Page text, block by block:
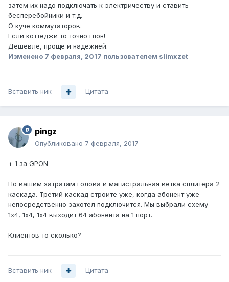
затем их надо подключать к электричеству и ставить
бесперебойники и т.д.
О куче коммутаторов.
Если коттеджи то точно гпон!
Дешевле, проще и надёжней.
Изменено 7 февраля, 2017 пользователем slimxzet
Вставить ник Цитата
pingz
Опубликовано 7 февраля, 2017
+ 1 за GPON
По вашим затратам голова и магистральная ветка сплитера 2
каскада. Третий каскад строите уже, когда абонент уже
непосредственно захотел подключится. Мы выбрали схему
1х4, 1х4, 1х4 выходит 64 абонента на 1 порт.
Клиентов то сколько?
Вставить ник Цитата